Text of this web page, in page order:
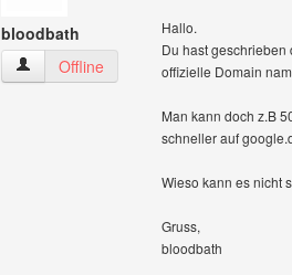
bloodbath
bloodbath Benutzer-Profile anzeigen
Offline
Hallo.
Du hast
offizielle Domain
Man kann doch z.B
schneller auf
Wieso kann es nicht
Gruss,
bloodbath